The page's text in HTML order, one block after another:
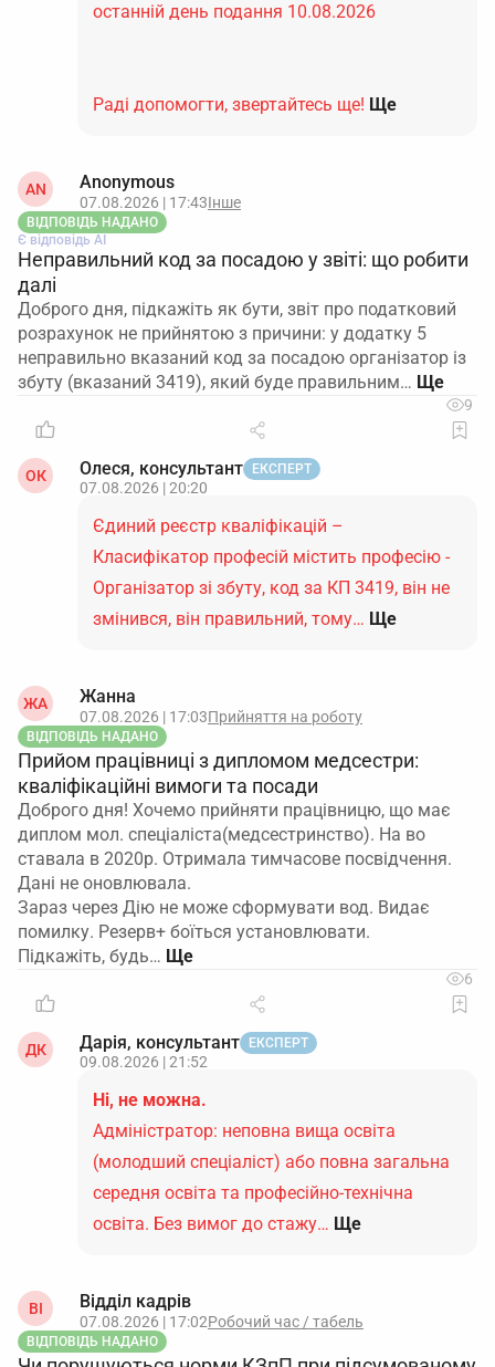
останній день подання 10.08.2026
Раді допомогти, звертайтесь ще! Ще
AN Anonymous
07.08.2026 | 17:43Інше
ВІДПОВІДЬ НАДАНО
Є відповідь АІ
Неправильний код за посадою у звіті: що робити
далі
Доброго дня, підкажіть як бути, звіт про податковий
розрахунок не прийнятою з причини: у додатку 5
неправильно вказаний код за посадою організатор із
збуту (вказаний 3419), який буде правильним…
9
ОК Олеся, консультант ЕКСПЕРТ
07.08.2026 | 20:20
Єдиний реєстр кваліфікацій –
Класифікатор професій містить професію -
Організатор зі збуту, код за КП 3419, він не
змінився, він правильний, тому… Ще
ЖА Жанна
07.08.2026 | 17:03Прийняття на роботу
ВІДПОВІДЬ НАДАНО
Прийом працівниці з дипломом медсестри:
кваліфікаційні вимоги та посади
Доброго дня! Хочемо прийняти працівницю, що має
диплом мол. спеціаліста(медсестринство). На во
ставала в 2020р. Отримала тимчасове посвідчення.
Дані не оновлювала.
Зараз через Дію не може сформувати вод. Видає
помилку. Резерв+ боїться установлювати.
Підкажіть, будь…
6
ДК Дарія, консультант ЕКСПЕРТ
09.08.2026 | 21:52
Ні, не можна.
Адміністратор: неповна вища освіта
(молодший спеціаліст) або повна загальна
середня освіта та професійно-технічна
освіта. Без вимог до стажу… Ще
ВІ Відділ кадрів
07.08.2026 | 17:02Робочий час / табель
ВІДПОВІДЬ НАДАНО